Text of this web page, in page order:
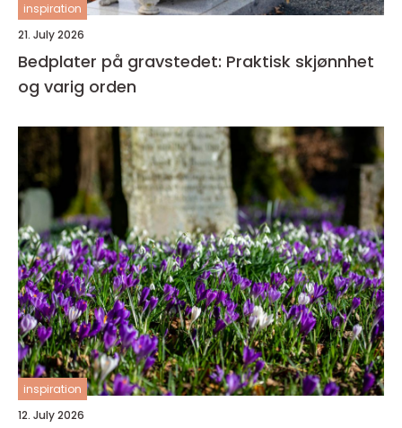
inspiration
21. July 2026
Bedplater på gravstedet: Praktisk skjønnhet
og varig orden
inspiration
12. July 2026